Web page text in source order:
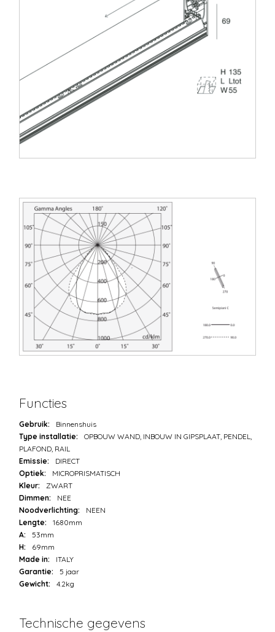
Functies
Gebruik:
Binnenshuis
Type installatie:
OPBOUW WAND, INBOUW IN GIPSPLAAT, PENDEL,
PLAFOND, RAIL
Emissie:
DIRECT
Optiek:
MICROPRISMATISCH
Kleur:
ZWART
Dimmen:
NEE
Noodverlichting:
NEEN
Lengte:
1680mm
A:
53mm
H:
69mm
Made in:
ITALY
Garantie:
5 jaar
Gewicht:
4.2kg
Technische gegevens